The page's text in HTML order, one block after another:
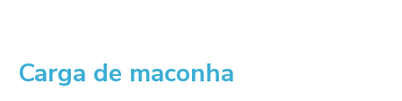
Carga de maconha